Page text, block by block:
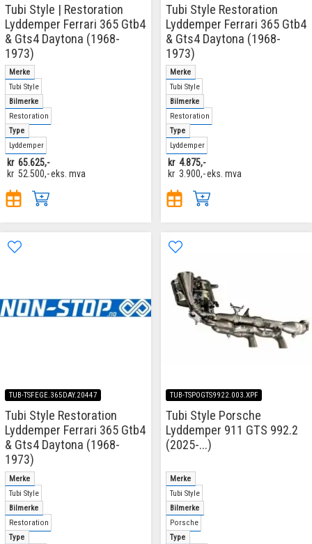
Tubi Style | Restoration
Lyddemper Ferrari 365 Gtb4
& Gts4 Daytona (1968-
1973)
Merke
Tubi Style
Bilmerke
Restoration
Type
Lyddemper
kr 65.625,-
kr 52.500,-eks. mva
Tubi Style Restoration
Lyddemper Ferrari 365 Gtb4
& Gts4 Daytona (1968-
1973)
Merke
Tubi Style
Bilmerke
Restoration
Type
Lyddemper
kr 4.875,-
kr 3.900,-eks. mva
TUB-TSFEGE.365DAY.20447
Tubi Style Restoration
Lyddemper Ferrari 365 Gtb4
& Gts4 Daytona (1968-
1973)
Merke
Tubi Style
Bilmerke
Restoration
Type
TUB-TSPOGTS9922.003.XPF
Tubi Style Porsche
Lyddemper 911 GTS 992.2
(2025-...)
Merke
Tubi Style
Bilmerke
Porsche
Type